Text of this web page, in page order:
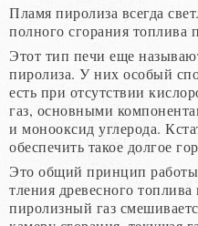
Пламя пиролиза всегда
полного сгорания топлива
Этот тип печи еще
пиролиза. У них особый
есть при отсутствии
газ, основными
и монооксид углерода.
обеспечить такое долгое
Это общий принцип работы
тления древесного
пиролизный газ